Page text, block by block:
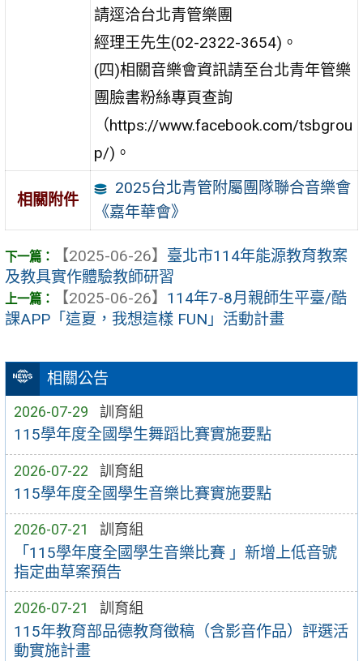
相關公告
2026-07-29 訓育組
115學年度全國學生舞蹈比賽實施要點
2026-07-22 訓育組
115學年度全國學生音樂比賽實施要點
2026-07-21 訓育組
「115學年度全國學生音樂比賽 」新增上低音號
指定曲草案預告
2026-07-21 訓育組
115年教育部品德教育徵稿（含影音作品）評選活
動實施計畫
請逕洽台北青管樂團
經理王先生(02-2322-3654)。
(四)相關音樂會資訊請至台北青年管樂
團臉書粉絲專頁查詢
（https://www.facebook.com/tsbgrou
p/)。
相關附件
2025台北青管附屬團隊聯合音樂會
《嘉年華會》
【2025-06-26】 臺北市114年能源教育教案
及教具實作體驗教師研習
【2025-06-26】 114年7-8月親師生平臺/酷
課APP「這夏，我想這樣 FUN」活動計畫